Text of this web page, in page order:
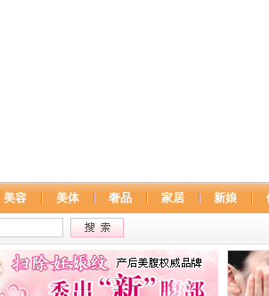
美容 美体 奢品 家居 新娘